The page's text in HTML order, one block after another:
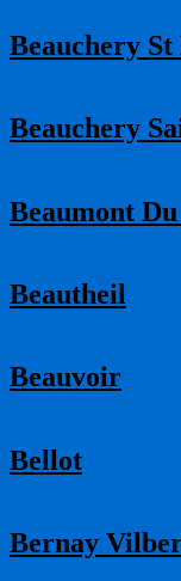
Beauchery
Beauchery
Beaumont
Beautheil
Beauvoir
Bellot
Bernay